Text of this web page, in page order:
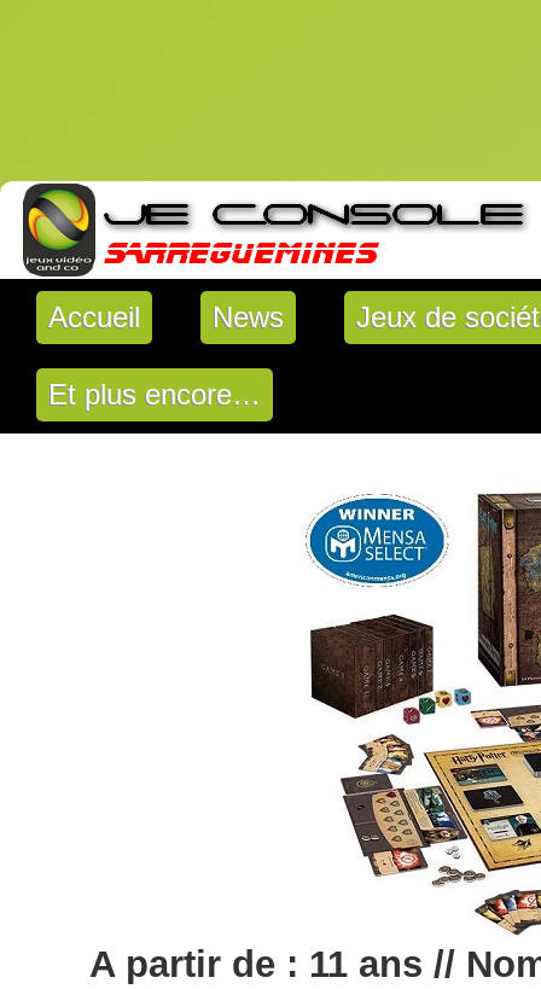
Accueil News Jeux de
Et plus encore…
A partir de : 11 ans //